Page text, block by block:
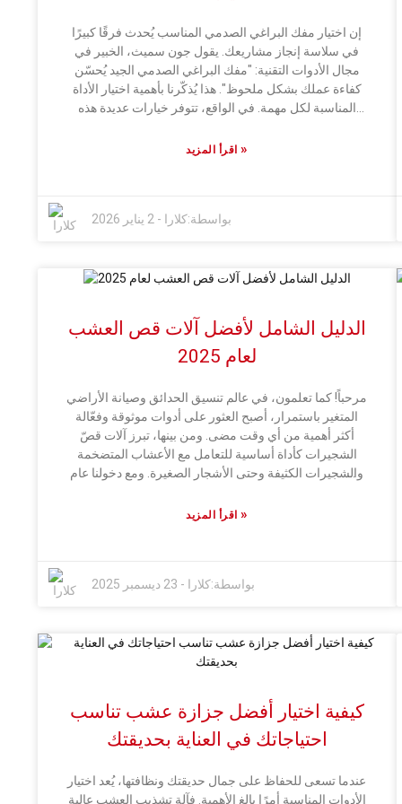
إن اختيار مفك البراغي الصدمي المناسب يُحدث فرقًا كبيرًا
في سلاسة إنجاز مشاريعك. يقول جون سميث، الخبير في
مجال الأدوات التقنية: "مفك البراغي الصدمي الجيد يُحسّن
كفاءة عملك بشكل ملحوظ". هذا يُذكّرنا بأهمية اختيار الأداة
المناسبة لكل مهمة. في الواقع، تتوفر خيارات عديدة هذه
فحسب، بل يجب أن يكون مريحًا في الاستخدام. عند الشراء،
للغاية. ولا تنسَ أن احتياجاتك قد تختلف باختلاف طبيعة عملك.
مهمة بسيطة إلى تجربة مُحبطة. لذا، ابحث جيداً، واقرأ
اقرأ المزيد»
بواسطة:كلارا - 2 يناير 2026
الدليل الشامل لأفضل آلات قص العشب
لعام 2025
مرحباً! كما تعلمون، في عالم تنسيق الحدائق وصيانة الأراضي
المتغير باستمرار، أصبح العثور على أدوات موثوقة وفعّالة
أكثر أهمية من أي وقت مضى. ومن بينها، تبرز آلات قصّ
الشجيرات كأداة أساسية للتعامل مع الأعشاب المتضخمة
والشجيرات الكثيفة وحتى الأشجار الصغيرة. ومع دخولنا عام
التي حسّنت هذه الأدوات، مما جعلها أكثر قوة وأسهل
هذا الدليل إلى استعراض أفضل آلات قصّ الشجيرات التي
يجب مراعاته عند اختيارها، مثل قوة المحرك، والوزن،
وسهولة الاستخدام، ونوع الصيانة المطلوبة. بفضل كل هذه
العشب التي تناسب احتياجاتك، مما يجعل مشاريع تنسيق
الحدائق الخاصة بك أكثر سلاسة وأسهل في الإدارة من ذي
اقرأ المزيد»
بواسطة:كلارا - 23 ديسمبر 2025
كيفية اختيار أفضل جزازة عشب تناسب
احتياجاتك في العناية بحديقتك
عندما تسعى للحفاظ على جمال حديقتك ونظافتها، يُعد اختيار
الأدوات المناسبة أمرًا بالغ الأهمية. فآلة تشذيب العشب عالية